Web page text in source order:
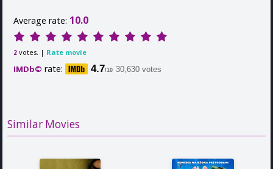
Average rate: 10.0
2 votes. | Rate movie
IMDb© rate: 4.7/10 30,630 votes
Similar Movies